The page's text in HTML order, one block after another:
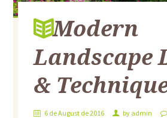
Modern
Landscape
&
6 de August de 2016 by admin